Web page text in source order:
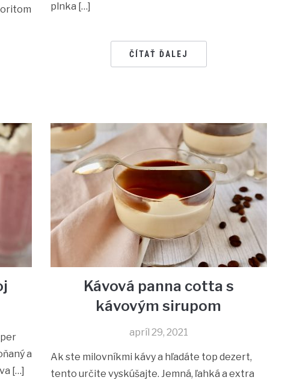
plnka […]
ČÍTAŤ ĎALEJ
a
[…]
Kávová panna cotta s
kávovým sirupom
apríl 29, 2021
Ak ste milovníkmi kávy a hľadáte top dezert,
tento určite vyskúšajte. Jemná, ľahká a extra